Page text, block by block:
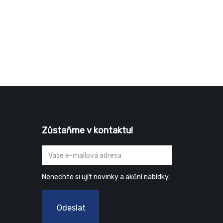
Zůstaňme v kontaktu!
Nenechte si ujít novinky a akční nabídky.
Odeslat